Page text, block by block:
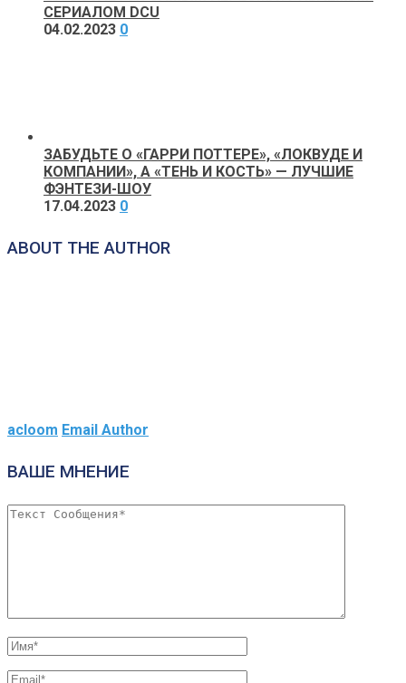
СЕРИАЛОМ DCU
04.02.2023 0
ЗАБУДЬТЕ О «ГАРРИ ПОТТЕРЕ», «ЛОКВУДЕ И
КОМПАНИИ», А «ТЕНЬ И КОСТЬ» — ЛУЧШИЕ
ФЭНТЕЗИ-ШОУ
17.04.2023 0
ABOUT THE AUTHOR
acloom Email Author
ВАШЕ МНЕНИЕ